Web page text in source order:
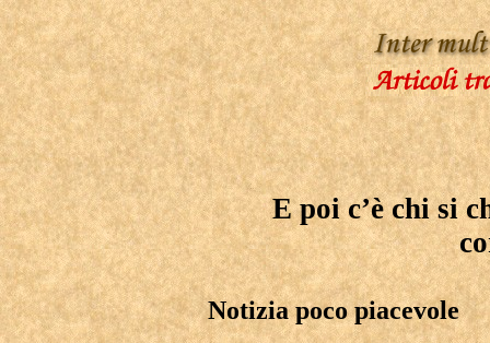
E poi c’è chi si
Notizia poco piacevole